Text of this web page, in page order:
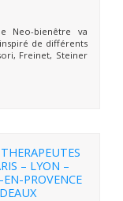
Neo-bienêtre va
de différents
Freinet, Steiner
– LYON –
PROVENCE